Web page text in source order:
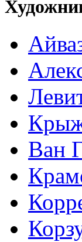
Ван